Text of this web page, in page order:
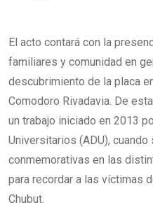
El acto contará con la
familiares y comunidad en
descubrimiento de la placa
Comodoro Rivadavia. De
un trabajo iniciado en 2013
Universitarios (ADU),
conmemorativas en las
para recordar a las víctimas
Chubut.